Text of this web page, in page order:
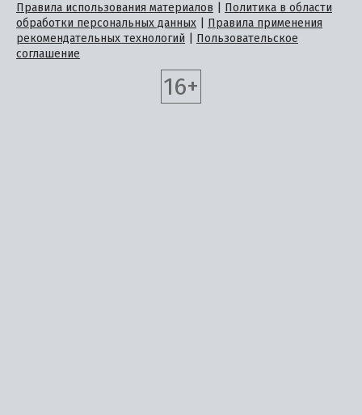
Правила использования материалов
Политика в области
обработки персональных данных
Правила применения
рекомендательных технологий
Пользовательское
соглашение
16+